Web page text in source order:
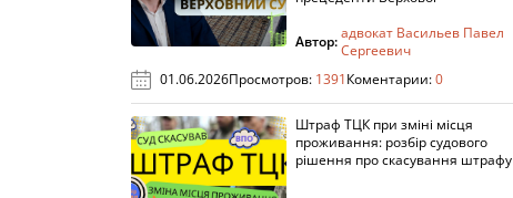
Автор:адвокат Васильев Павел
Сергеевич
01.06.2026Просмотров: 1391Коментарии:0
Штраф ТЦК при зміні місця
проживання: розбір судового
рішення про скасування штрафу